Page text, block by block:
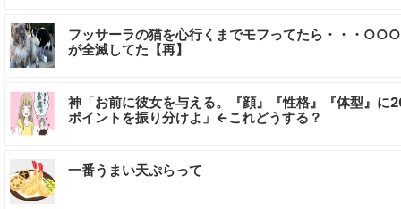
フッサーラの猫を心行くまでモフってたら・・・
が全滅してた【再】
神「お前に彼女を与える。『顔』『性格』『体型』に
ポイントを振り分けよ」←これどうする？
一番うまい天ぷらって